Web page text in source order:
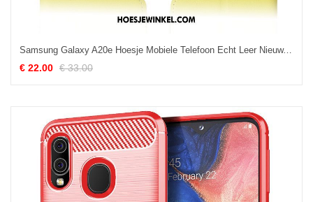
Samsung Galaxy A20e Hoesje Mobiele Telefoon Echt Leer Nieuw, Samsung Galaxy A20e Hoesje Schrobben Siliconen
€ 22.00 € 33.00